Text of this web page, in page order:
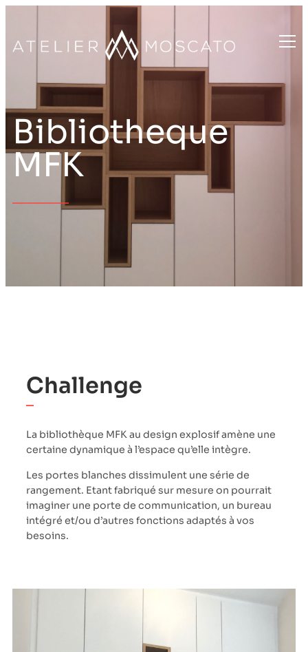
Bibliotheque
MFK
Challenge
La bibliothèque MFK au design explosif amène une
certaine dynamique à l’espace qu’elle intègre.
Les portes blanches dissimulent une série de
rangement. Etant fabriqué sur mesure on pourrait
imaginer une porte de communication, un bureau
intégré et/ou d’autres fonctions adaptés à vos
besoins.